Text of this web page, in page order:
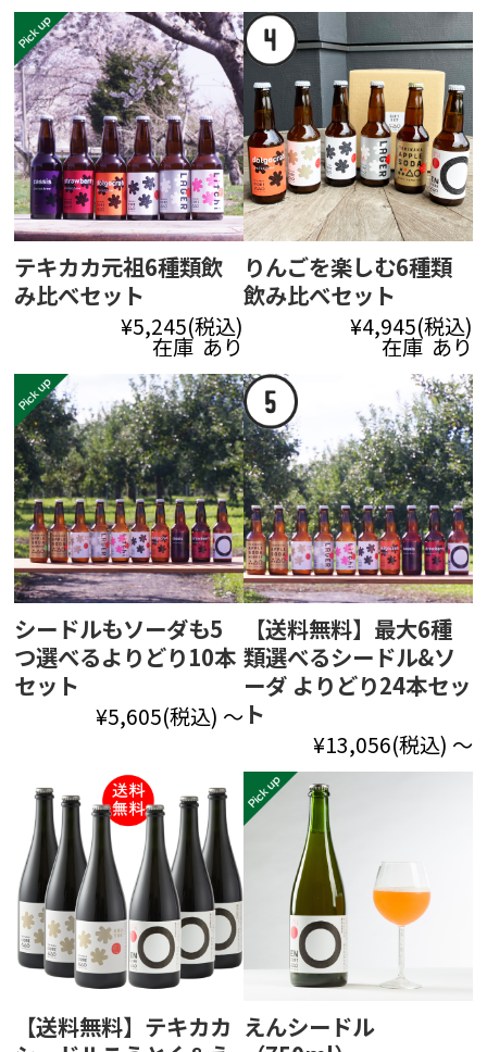
テキカカ元祖6種類飲
み比べセット
¥5,245(税込)
在庫 あり
りんごを楽しむ6種類
飲み比べセット
¥4,945(税込)
在庫 あり
シードルもソーダも5
つ選べるよりどり10本
セット
¥5,605(税込) ～
【送料無料】最大6種
類選べるシードル&ソ
ーダ よりどり24本セッ
ト
¥13,056(税込) ～
【送料無料】テキカカ えんシードル